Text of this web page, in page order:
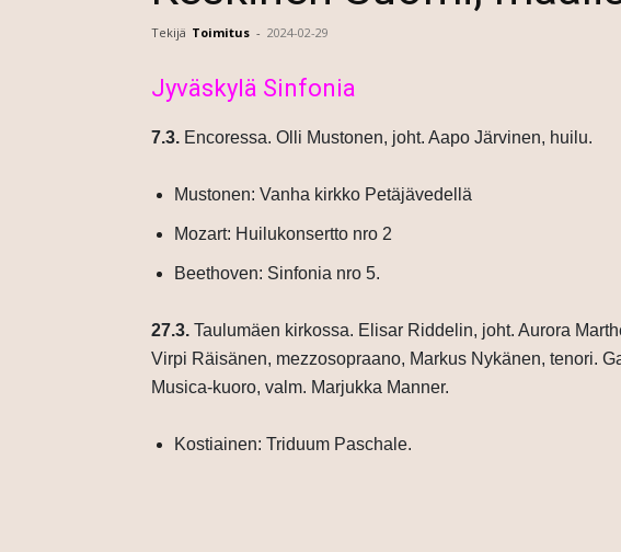
Tekijä Toimitus - 2024-02-29
Jyväskylä Sinfonia
7.3. Encoressa. Olli Mustonen, joht. Aapo Järvinen, huilu.
Mustonen: Vanha kirkko Petäjävedellä
Mozart: Huilukonsertto nro 2
Beethoven: Sinfonia nro 5.
27.3. Taulumäen kirkossa. Elisar Riddelin, joht. Aurora
Virpi Räisänen, mezzosopraano, Markus Nykänen, tenori.
Musica-kuoro, valm. Marjukka Manner.
Kostiainen: Triduum Paschale.